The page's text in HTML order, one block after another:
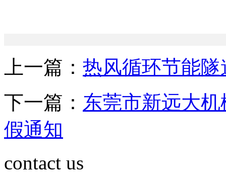
上一篇： 热风循环节能
下一篇： 东莞市新远大
假通知
contact us